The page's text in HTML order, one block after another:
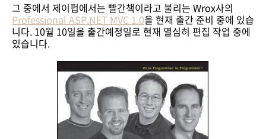
그 중에서 제이펍에서는 빨간책이라고 불리는 Wrox사의
Professional ASP.NET MVC 1.0을 현재 출간 준비 중에 있습
니다. 10월 10일을 출간예정일로 현재 열심히 편집 작업 중에
있습니다.